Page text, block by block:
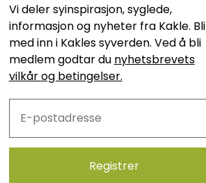
Vi deler syinspirasjon, syglede,
informasjon og nyheter fra Kakle. Bli
med inn i Kakles syverden. Ved å bli
medlem godtar du nyhetsbrevets
vilkår og betingelser.